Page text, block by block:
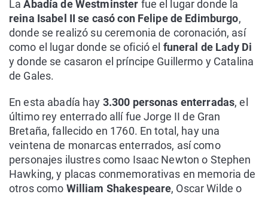
LaAbadía de Westminster fue el lugar donde la
reina Isabel II se casó con Felipe de Edimburgo,
donde se realizó su ceremonia de coronación, así
como el lugar donde se ofició el funeral de Lady Di
y donde se casaron el príncipe Guillermo y Catalina
de Gales.
En esta abadía hay 3.300 personas enterradas, el
último rey enterrado allí fue Jorge II de Gran
Bretaña, fallecido en 1760. En total, hay una
veintena de monarcas enterrados, así como
personajes ilustres como Isaac Newton o Stephen
Hawking, y placas conmemorativas en memoria de
otros como William Shakespeare, Oscar Wilde o